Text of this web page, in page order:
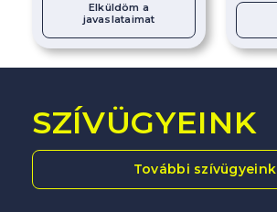
Elküldöm a
javaslataimat
SZÍVÜGYEINK
További szívügyeink